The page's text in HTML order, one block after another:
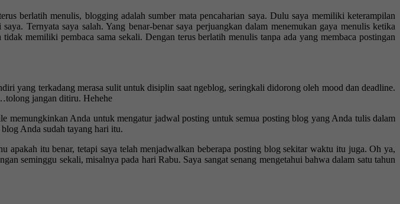
berlatih menulis, blogging adalah sumber mata pencaharian saya. Dulu saya memiliki keterampilan
Ternyata saya salah. Yang benar-benar saya perjuangkan dalam menemukan gaya menulis ketika
memiliki pembaca sama sekali. Dengan terus berlatih menulis tanpa ada yang membaca postingan
yang terkadang merasa sulit untuk disiplin saat ngeblog, seringkali didorong oleh mood dan deadline.
jangan ditiru. Hehehe
memungkinkan Anda untuk mengatur jadwal posting untuk semua posting blog yang Anda tulis dalam
Anda sudah tayang hari itu.
itu benar, tetapi saya telah menjadwalkan beberapa posting blog sekitar waktu itu juga. Oh ya,
seminggu sekali, misalnya pada hari Rabu. Saya sangat senang mengetahui bahwa dalam satu tahun